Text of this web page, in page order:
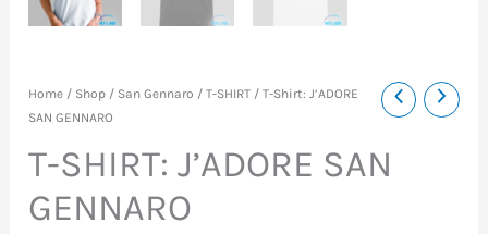
Home / Shop / San Gennaro /T-SHIRT / T-Shirt: J’ADORE
SAN GENNARO
T-SHIRT: J’ADORE SAN
GENNARO
T-
J'ADORE
SAN